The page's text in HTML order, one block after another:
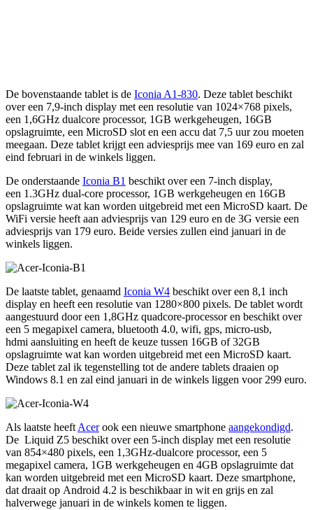
De bovenstaande tablet is de Iconia A1-830. Deze tablet beschikt
over een 7,9-inch display met een resolutie van 1024×768 pixels,
een 1,6GHz dualcore processor, 1GB werkgeheugen, 16GB
opslagruimte, een MicroSD slot en een accu dat 7,5 uur zou moeten
meegaan. Deze tablet krijgt een adviesprijs mee van 169 euro en zal
eind februari in de winkels liggen.
De onderstaande Iconia B1 beschikt over een 7-inch display,
een 1.3GHz dual-core processor, 1GB werkgeheugen en 16GB
opslagruimte wat kan worden uitgebreid met een MicroSD kaart. De
WiFi versie heeft aan adviesprijs van 129 euro en de 3G versie een
adviesprijs van 179 euro. Beide versies zullen eind januari in de
winkels liggen.
De laatste tablet, genaamd Iconia W4 beschikt over een 8,1 inch
display en heeft een resolutie van 1280×800 pixels. De tablet wordt
aangestuurd door een 1,8GHz quadcore-processor en beschikt over
een 5 megapixel camera, bluetooth 4.0, wifi, gps, micro-usb,
hdmi aansluiting en heeft de keuze tussen 16GB of 32GB
opslagruimte wat kan worden uitgebreid met een MicroSD kaart.
Deze tablet zal ik tegenstelling tot de andere tablets draaien op
Windows 8.1 en zal eind januari in de winkels liggen voor 299 euro.
Als laatste heeftAcerook een nieuwe smartphone aangekondigd.
De Liquid Z5 beschikt over een 5-inch display met een resolutie
van 854×480 pixels, een 1,3GHz-dualcore processor, een 5
megapixel camera, 1GB werkgeheugen en 4GB opslagruimte dat
kan worden uitgebreid met een MicroSD kaart. Deze smartphone,
dat draait op Android 4.2 is beschikbaar in wit en grijs en zal
halverwege januari in de winkels komen te liggen.